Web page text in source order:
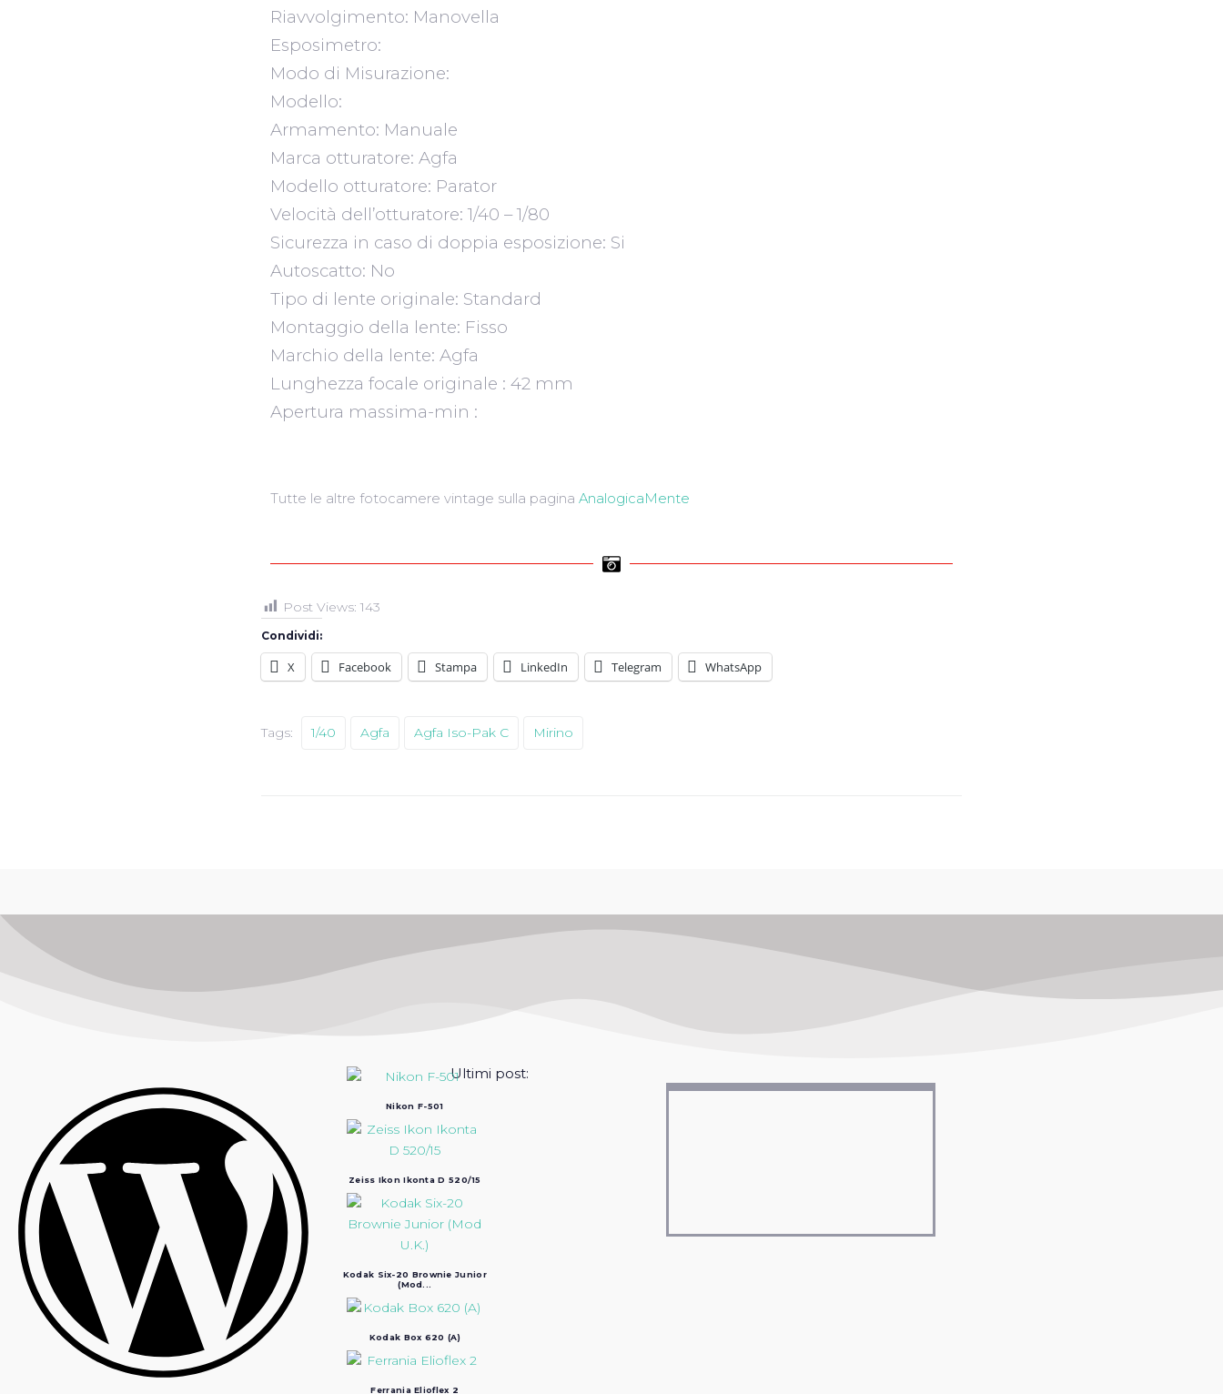
Riavvolgimento: Manovella
Esposimetro:
Modo di Misurazione:
Modello:
Armamento: Manuale
Marca otturatore: Agfa
Modello otturatore: Parator
Velocità dell’otturatore: 1/40 – 1/80
Sicurezza in caso di doppia esposizione: Si
Autoscatto: No
Tipo di lente originale: Standard
Montaggio della lente: Fisso
Marchio della lente: Agfa
Lunghezza focale originale : 42 mm
Apertura massima-min :
Tutte le altre fotocamere vintage sulla pagina AnalogicaMente
Post Views: 143
Condividi:
X Facebook Stampa LinkedIn Telegram WhatsApp
Tags: 1/40 Agfa Agfa Iso-Pak C Mirino
Ultimi post:
Nikon F-501
Zeiss Ikon Ikonta D 520/15
Kodak Six-20 Brownie Junior
(Mod...
Kodak Box 620 (A)
Ferrania Elioflex 2